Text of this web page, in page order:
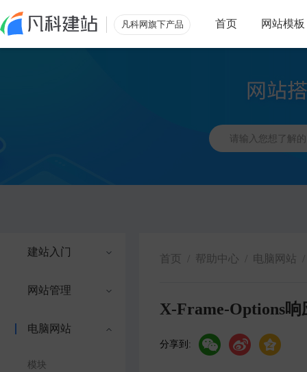
凡科网旗下产品 首页 网站模板
建站入门
网站管理
电脑网站
模块
首页 / 帮助中心 / 电脑网站 /
X-Frame-Options响
分享到: